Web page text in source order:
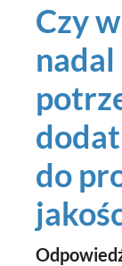
Czy
nadal
do